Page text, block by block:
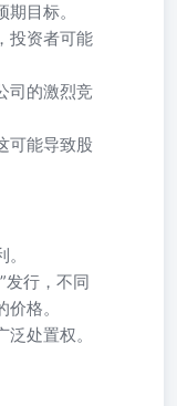
目标。
投资者可能
司的激烈竞
可能导致股
发行，不同
格。
处置权。